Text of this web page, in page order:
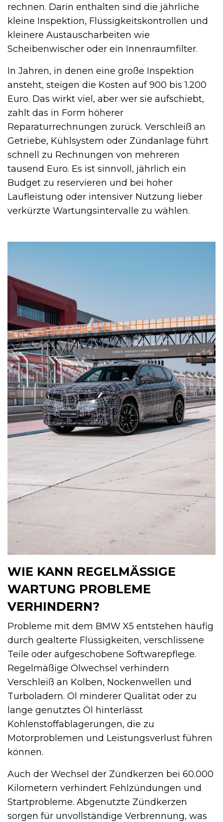
rechnen. Darin enthalten sind die jährliche
kleine Inspektion, Flüssigkeitskontrollen und
kleinere Austauscharbeiten wie
Scheibenwischer oder ein Innenraumfilter.
In Jahren, in denen eine große Inspektion
ansteht, steigen die Kosten auf 900 bis 1.200
Euro. Das wirkt viel, aber wer sie aufschiebt,
zahlt das in Form höherer
Reparaturrechnungen zurück. Verschleiß an
Getriebe, Kühlsystem oder Zündanlage führt
schnell zu Rechnungen von mehreren
tausend Euro. Es ist sinnvoll, jährlich ein
Budget zu reservieren und bei hoher
Laufleistung oder intensiver Nutzung lieber
verkürzte Wartungsintervalle zu wählen.
WIE KANN REGELMÄSSIGE W
ARTUNG PROBLEME V
ERHINDERN?
Probleme mit dem BMW X5 entstehen häufig
durch gealterte Flüssigkeiten, verschlissene
Teile oder aufgeschobene Softwarepflege.
Regelmäßige Ölwechsel verhindern
Verschleiß an Kolben, Nockenwellen und
Turboladern. Öl minderer Qualität oder zu
lange genutztes Öl hinterlässt
Kohlenstoffablagerungen, die zu
Motorproblemen und Leistungsverlust führen
können.
Auch der Wechsel der Zündkerzen bei 60.000
Kilometern verhindert Fehlzündungen und
Startprobleme. Abgenutzte Zündkerzen
sorgen für unvollständige Verbrennung, was